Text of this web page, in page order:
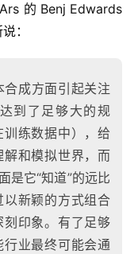
的 Benj Edwards
：
成方面引起关注
到了足够大的规
练数据中），给
和模拟世界，而
是它“知道”的远比
新颖的方式组合
印象。有了足够
业最终可能会通